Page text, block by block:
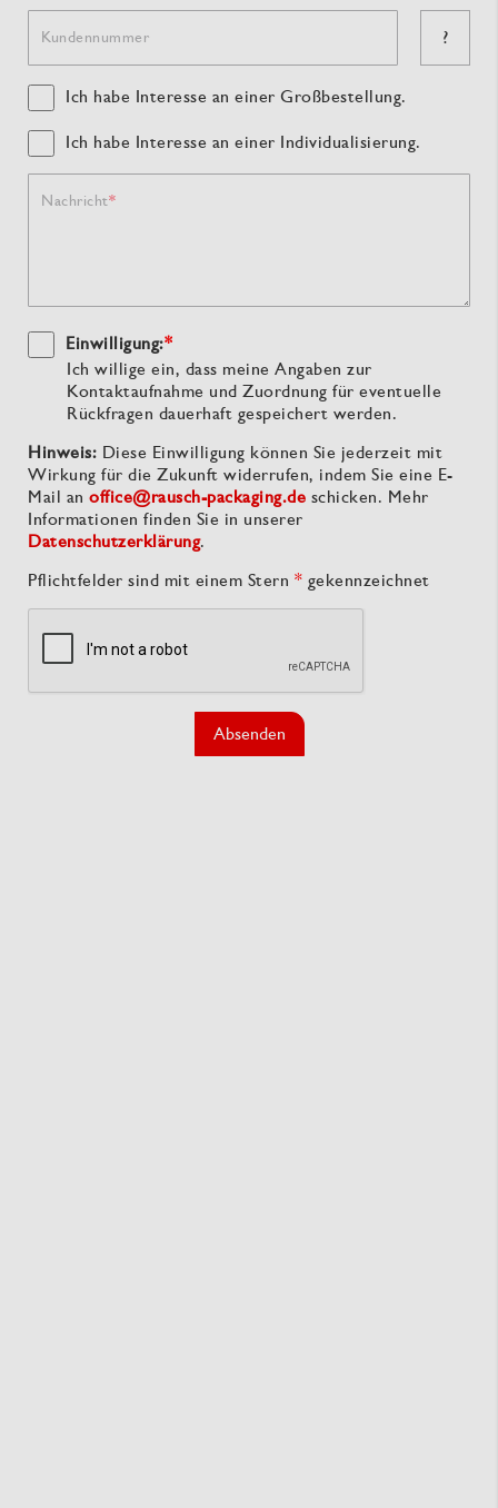
Kundennummer ?
Ich habe Interesse an einer Großbestellung.
Ich habe Interesse an einer Individualisierung.
Nachricht
Einwilligung:*
Ich willige ein, dass meine Angaben zur
Kontaktaufnahme und Zuordnung für eventuelle
Rückfragen dauerhaft gespeichert werden.
Hinweis: Diese Einwilligung können Sie jederzeit mit
Wirkung für die Zukunft widerrufen, indem Sie eine E-
Mail an office@rausch-packaging.de schicken. Mehr
Informationen finden Sie in unserer
Datenschutzerklärung.
Pflichtfelder sind mit einem Stern * gekennzeichnet
Absenden